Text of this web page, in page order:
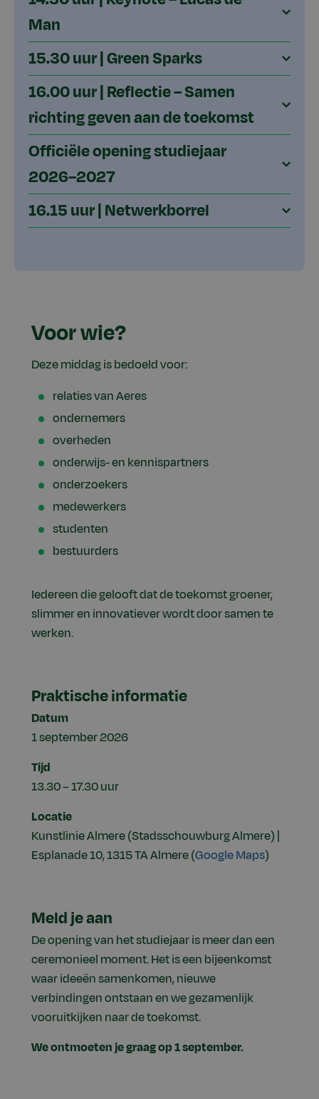
Man
15.30 uur | Green Sparks
16.00 uur | Reflectie – Samen
richting geven aan de toekomst
Officiële opening studiejaar
2026–2027
16.15 uur | Netwerkborrel
Voor wie?
Deze middag is bedoeld voor:
relaties van Aeres
ondernemers
overheden
onderwijs- en kennispartners
onderzoekers
medewerkers
studenten
bestuurders
Iedereen die gelooft dat de toekomst groener,
slimmer en innovatiever wordt door samen te
werken.
Praktische informatie
Datum
1 september 2026
Tijd
13.30 – 17.30 uur
Locatie
Kunstlinie Almere (Stadsschouwburg Almere) |
Esplanade 10, 1315 TA Almere (Google Maps)
Meld je aan
De opening van het studiejaar is meer dan een
ceremonieel moment. Het is een bijeenkomst
waar ideeën samenkomen, nieuwe
verbindingen ontstaan en we gezamenlijk
vooruitkijken naar de toekomst.
We ontmoeten je graag op 1 september.